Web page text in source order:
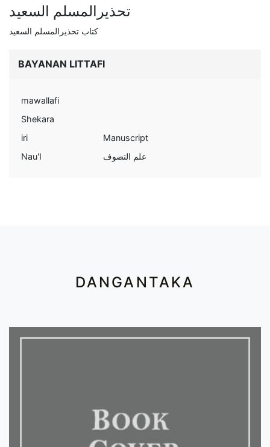
تحذيرالمسلم السعيد
كتاب تحذيرالمسلم السعيد
BAYANAN LITTAFI
mawallafi
Shekara
iri
Manuscript
Nau'I
علم التصوف
DANGANTAKA